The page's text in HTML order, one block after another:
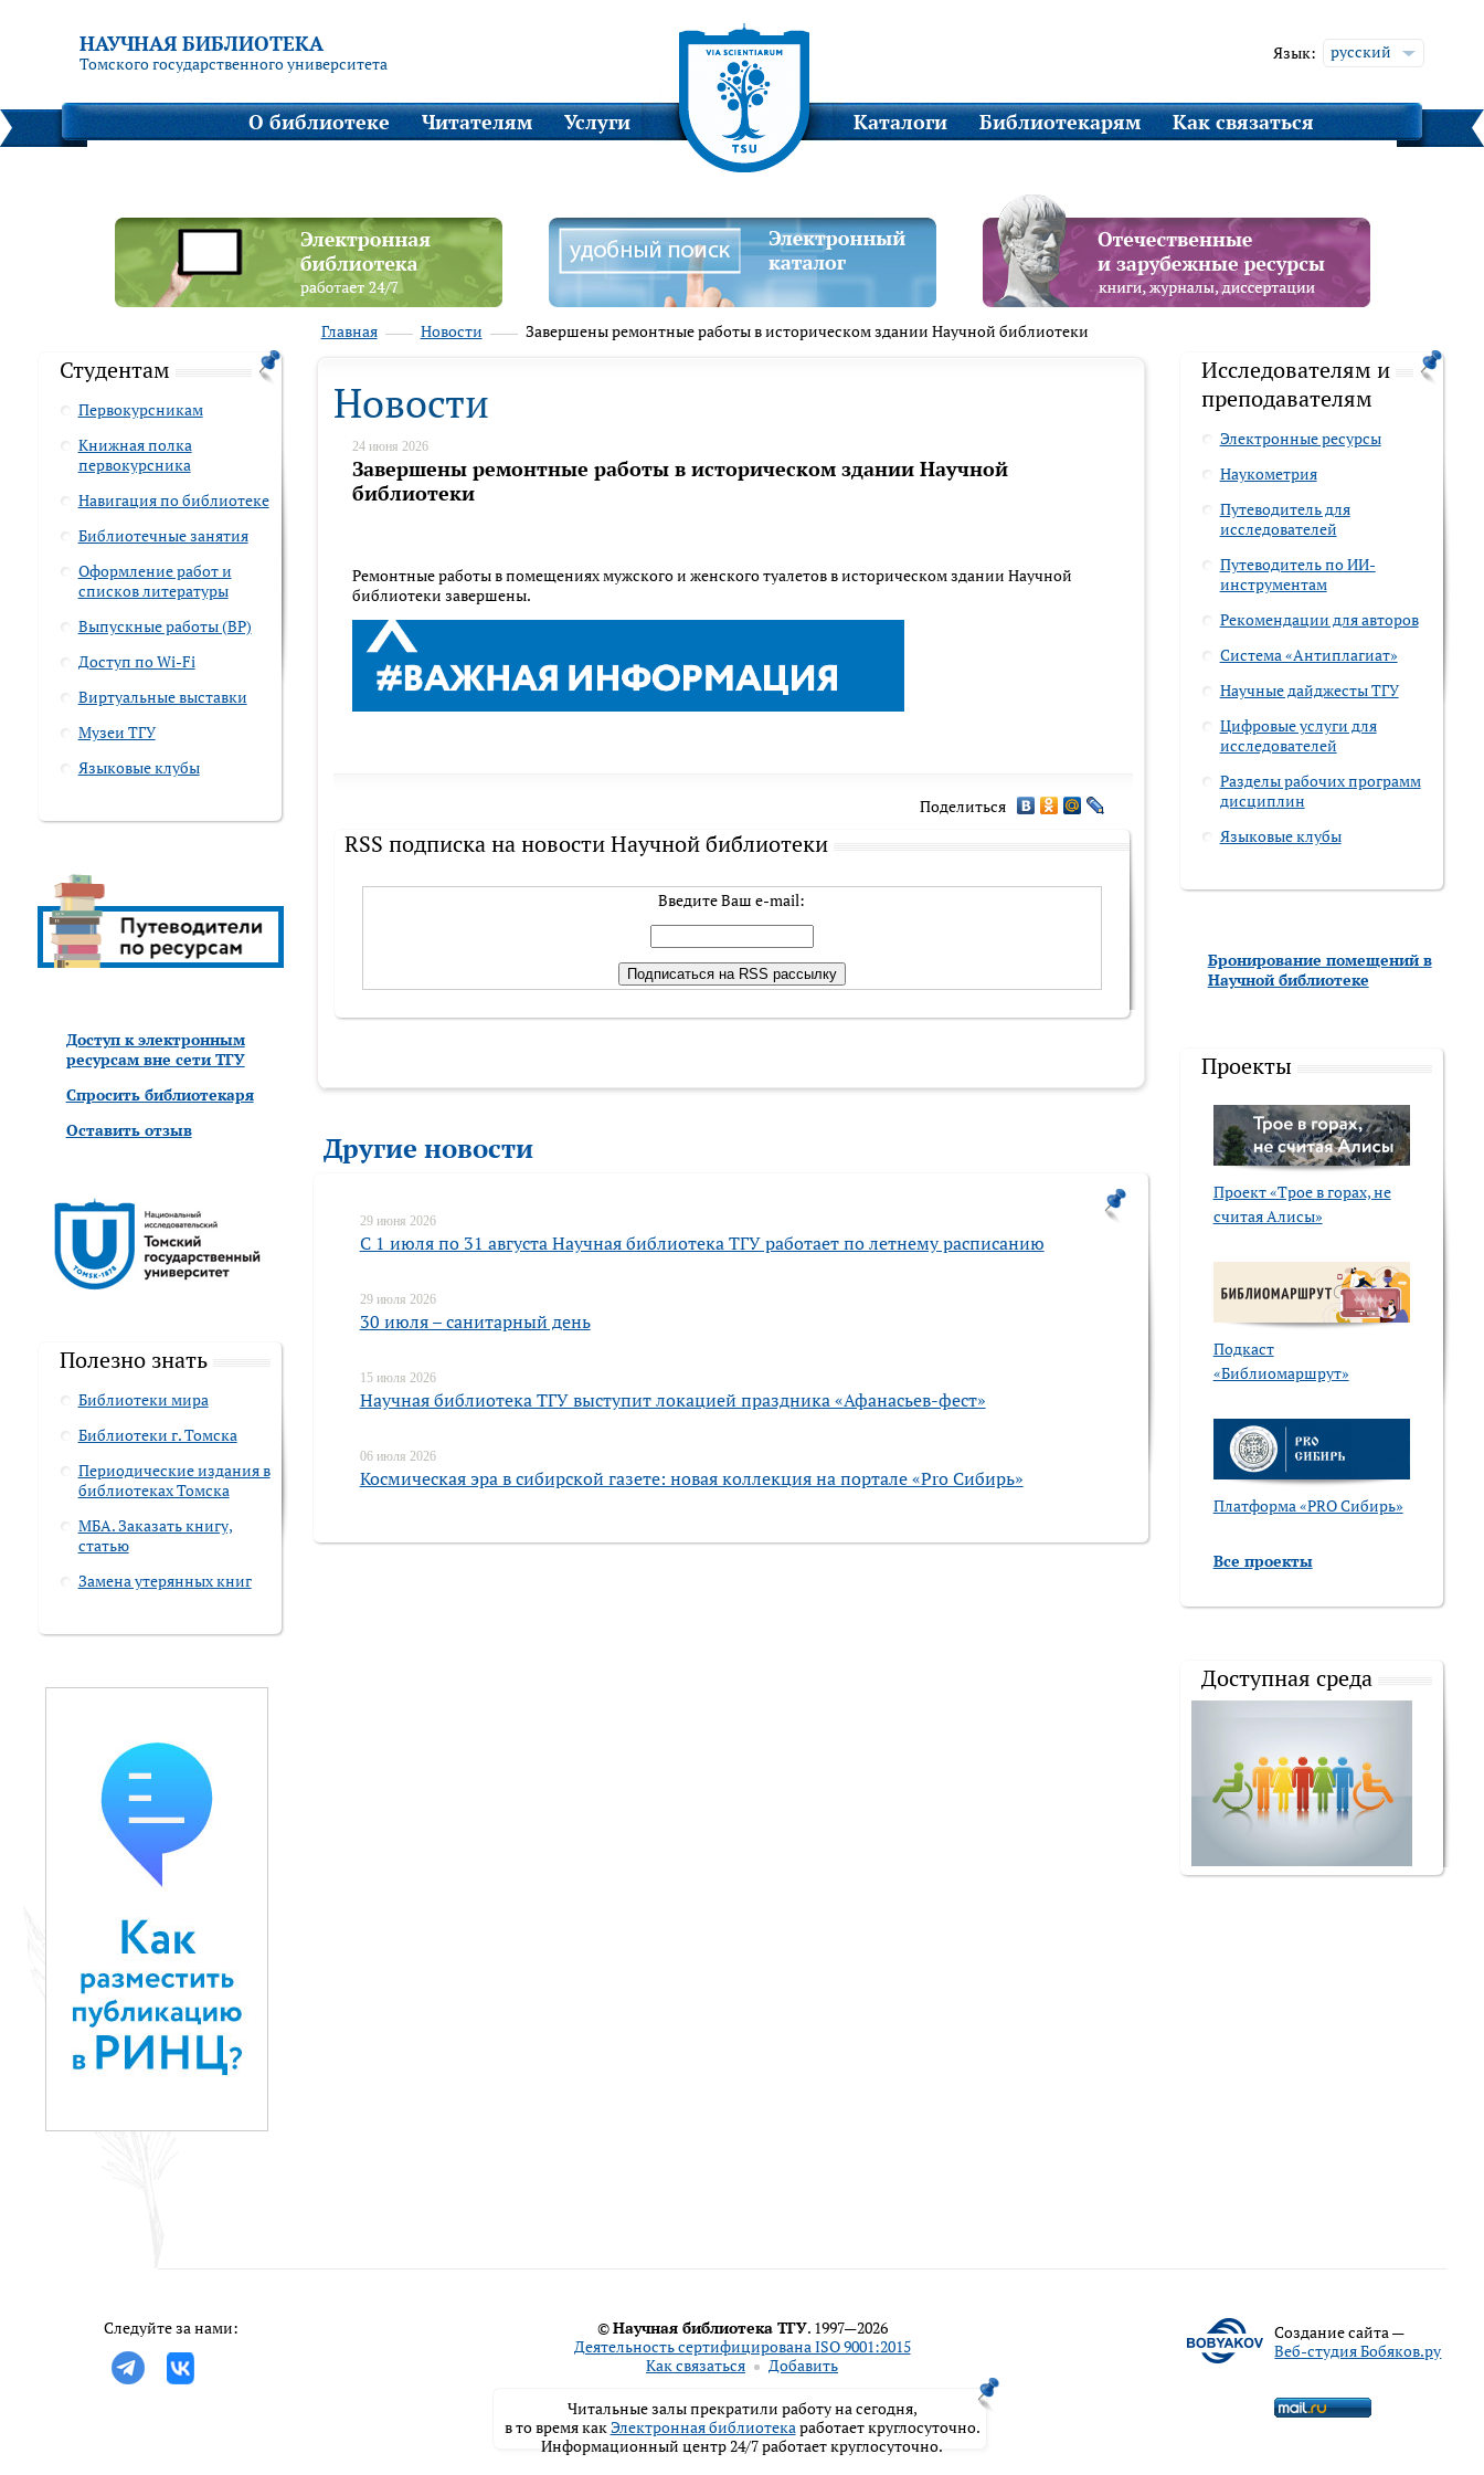
НАУЧНАЯ БИБЛИОТЕКА
Томского государственного университета
русский
Язык:
О библиотеке Читателям Услуги Каталоги Библиотекарям Как связаться
Студентам
Первокурсникам
Книжная полка
первокурсника
Навигация по библиотеке
Библиотечные занятия
Оформление работ и
списков литературы
Выпускные работы (ВР)
Доступ по Wi-Fi
Виртуальные выставки
Музеи ТГУ
Языковые клубы
Доступ к электронным
ресурсам вне сети ТГУ
Спросить библиотекаря
Оставить отзыв
Полезно знать
Библиотеки мира
Библиотеки г. Томска
Периодические издания в
библиотеках Томска
МБА. Заказать книгу,
статью
Замена утерянных книг
Главная Новости Завершены ремонтные работы в историческом здании Научной библиотеки
Новости
24 июня 2026
Завершены ремонтные работы в историческом здании Научной
библиотеки
Ремонтные работы в помещениях мужского и женского туалетов в историческом здании Научной
библиотеки завершены.
Поделиться
RSS подписка на новости Научной библиотеки
Введите Ваш e-mail:
Другие новости
29 июня 2026
С 1 июля по 31 августа Научная библиотека ТГУ работает по летнему расписанию
29 июля 2026
30 июля – санитарный день
15 июля 2026
Научная библиотека ТГУ выступит локацией праздника «Афанасьев-фест»
06 июля 2026
Космическая эра в сибирской газете: новая коллекция на портале «Pro Сибирь»
Исследователям и
преподавателям
Электронные ресурсы
Наукометрия
Путеводитель для
исследователей
Путеводитель по ИИ-
инструментам
Рекомендации для авторов
Система «Антиплагиат»
Научные дайджесты ТГУ
Цифровые услуги для
исследователей
Разделы рабочих программ
дисциплин
Языковые клубы
Бронирование помещений в
Научной библиотеке
Проекты
Проект «Трое в горах, не
считая Алисы»
Подкаст
«Библиомаршрут»
Платформа «PRO Сибирь»
Все проекты
Доступная среда
Следуйте за нами:
Создание сайта —
Веб-студия Бобяков.ру
©Научная библиотека ТГУ. 1997—2026
Деятельность сертифицирована ISO 9001:2015
Как связаться
Добавить
Читальные залы прекратили работу на сегодня,
в то время какЭлектронная библиотекаработает круглосуточно.
Информационный центр 24/7 работает круглосуточно.